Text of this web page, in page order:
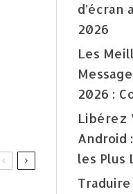
d’écran
2026
Les
2026 :
Libérez
Android
les Plus